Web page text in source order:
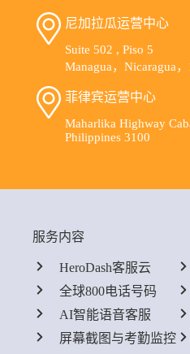
尼加拉瓜运营中心
Suite 502 , Piso 5
Managua，Nicaragua
菲律宾运营中心
Maharlika Highway
Philippines 3100
服务内容
HeroDash客服云
全球800电话号码
AI智能语音客服
屏幕截图与考勤监控